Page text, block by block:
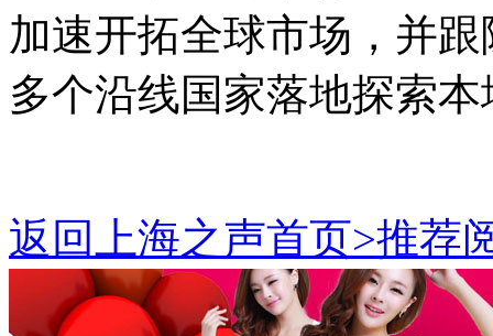
加速开拓全球市场，并
多个沿线国家落地探索
返回上海之声首页>推荐